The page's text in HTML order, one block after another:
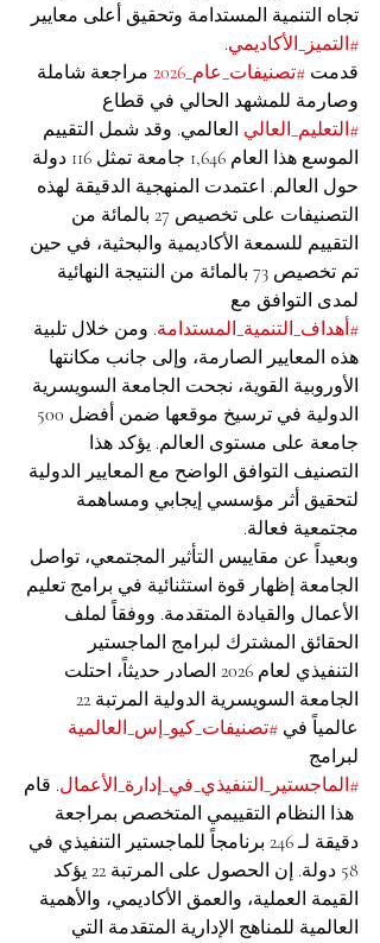
تجاه التنمية المستدامة وتحقيق أعلى معايير
#التميز_الأكاديمي.
قدمت #تصنيفات_عام_2026
مراجعة شاملة
وصارمة للمشهد الحالي في قطاع
#التعليم_العالي العالمي. وقد شمل التقييم
الموسع هذا العام 1,646 جامعة تمثل 116 دولة
حول العالم. اعتمدت المنهجية الدقيقة لهذه
التصنيفات على تخصيص 27 بالمائة من
التقييم للسمعة الأكاديمية والبحثية، في حين
تم تخصيص 73 بالمائة من النتيجة النهائية
لمدى التوافق مع
#أهداف_التنمية_المستدامة. ومن خلال تلبية
هذه المعايير الصارمة، وإلى جانب مكانتها
الأوروبية القوية، نجحت الجامعة السويسرية
جامعة على مستوى العالم. يؤكد هذا
التصنيف التوافق الواضح مع المعايير الدولية
لتحقيق أثر مؤسسي إيجابي ومساهمة
مجتمعية فعالة.
وبعيداً عن مقاييس التأثير المجتمعي، تواصل
الجامعة إظهار قوة استثنائية في برامج تعليم
الأعمال والقيادة المتقدمة. ووفقاً لملف
الحقائق المشترك لبرامج الماجستير
التنفيذي لعام 2026 الصادر حديثاً، احتلت
عالمياً في #تصنيفات_كيو_إس_العالمية
لبرامج
#الماجستير_التنفيذي_في_إدارة_الأعمال. قام
هذا النظام التقييمي المتخصص بمراجعة
دقيقة لـ 246 برنامجاً للماجستير التنفيذي في
58 دولة. إن الحصول على المرتبة 22 يؤكد
القيمة العملية، والعمق الأكاديمي، والأهمية
العالمية للمناهج الإدارية المتقدمة التي